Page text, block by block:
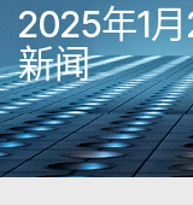
2025年1
新闻